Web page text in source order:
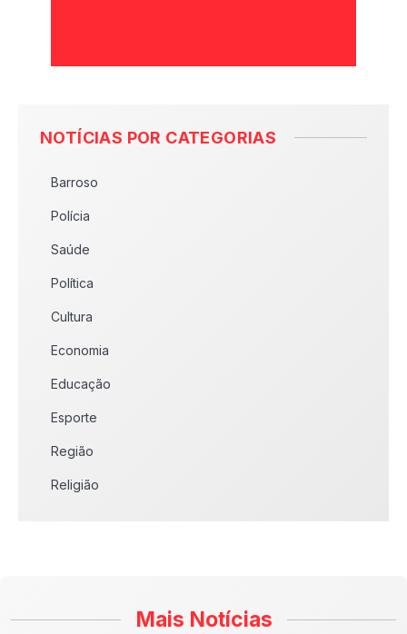
NOTÍCIAS POR CATEGORIAS
Barroso
Polícia
Saúde
Política
Cultura
Economia
Educação
Esporte
Região
Religião
Mais Notícias